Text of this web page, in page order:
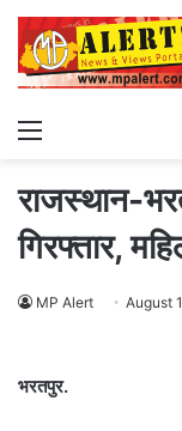
Menu
राजस्थान-
गिरफ्तार,
MP Alert August
भरतपुर.